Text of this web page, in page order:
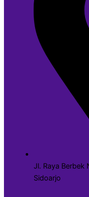
Jl. Raya Berbek
Sidoarjo